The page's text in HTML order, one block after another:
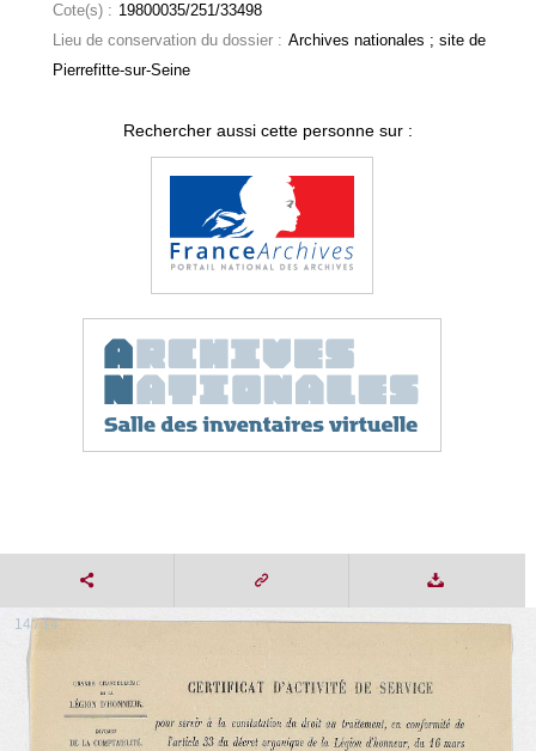
Cote(s) : 19800035/251/33498
Lieu de conservation du dossier : Archives nationales ; site de
Pierrefitte-sur-Seine
Rechercher aussi cette personne sur :
14 / 14